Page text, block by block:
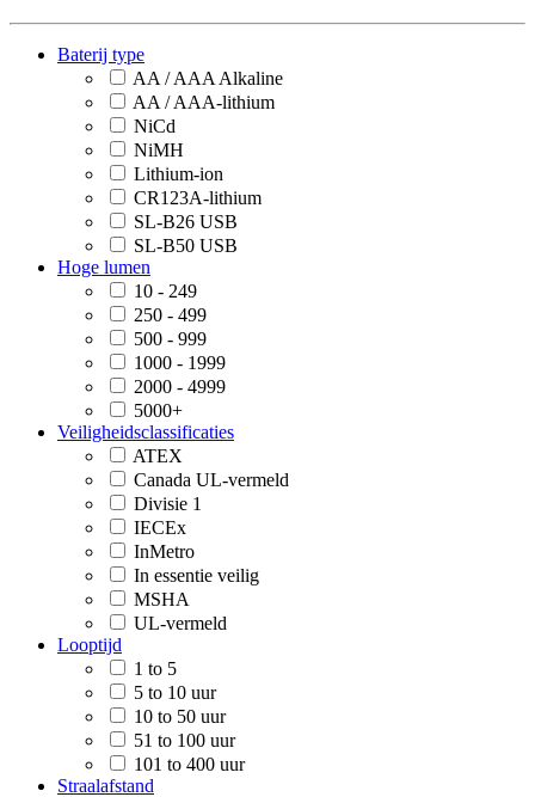
Baterij type
AA / AAA Alkaline
AA / AAA-lithium
NiCd
NiMH
Lithium-ion
CR123A-lithium
SL-B26 USB
SL-B50 USB
Hoge lumen
10 - 249
250 - 499
500 - 999
1000 - 1999
2000 - 4999
5000+
Veiligheidsclassificaties
ATEX
Canada UL-vermeld
Divisie 1
IECEx
InMetro
In essentie veilig
MSHA
UL-vermeld
Looptijd
1 to 5
5 to 10 uur
10 to 50 uur
51 to 100 uur
101 to 400 uur
Straalafstand